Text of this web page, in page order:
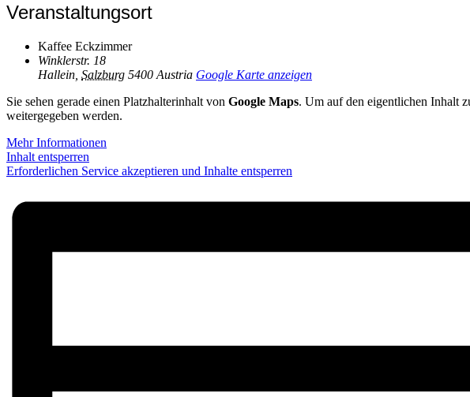
Veranstaltungsort
Kaffee Eckzimmer
Winklerstr. 18
Hallein Salzburg 5400 Austria Google Karte anzeigen
Sie sehen gerade einen Platzhalterinhalt von Google Maps. Um auf den eigentlichen Inhalt
weitergegeben werden.
Mehr Informationen
Inhalt entsperren
Erforderlichen Service akzeptieren und Inhalte entsperren